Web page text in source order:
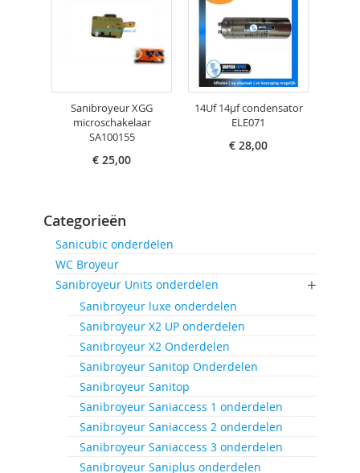
Sanibroyeur XGG
microschakelaar
SA100155
€ 25,00
14Uf 14µf condensator
ELE071
€ 28,00
Categorieën
Sanicubic onderdelen
WC Broyeur
Sanibroyeur Units onderdelen
Sanibroyeur luxe onderdelen
Sanibroyeur X2 UP onderdelen
Sanibroyeur X2 Onderdelen
Sanibroyeur Sanitop Onderdelen
Sanibroyeur Sanitop
Sanibroyeur Saniaccess 1 onderdelen
Sanibroyeur Saniaccess 2 onderdelen
Sanibroyeur Saniaccess 3 onderdelen
Sanibroyeur Saniplus onderdelen